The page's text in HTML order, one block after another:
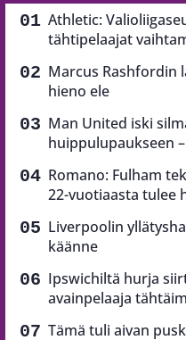
Athletic:
tähtipelaajat
Marcus Rashfordin
hieno ele
Man United iski
huippulupaukseen
Romano: Fulham
22-vuotiaasta tulee
Liverpoolin
käänne
Ipswichiltä hurja
avainpelaaja
Tämä tuli aivan